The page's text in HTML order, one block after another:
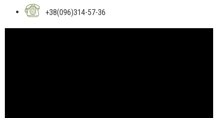
+38(096)314-57-36